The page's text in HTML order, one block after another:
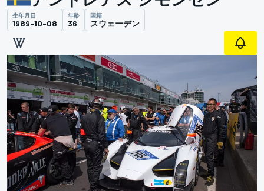
生年月日
1989-10-08
年齢
36
国籍
スウェーデン